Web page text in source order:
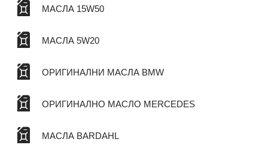
МАСЛА 15W50
МАСЛА 5W20
ОРИГИНАЛНИ МАСЛА BMW
ОРИГИНАЛНО МАСЛО MERCEDES
МАСЛА BARDAHL